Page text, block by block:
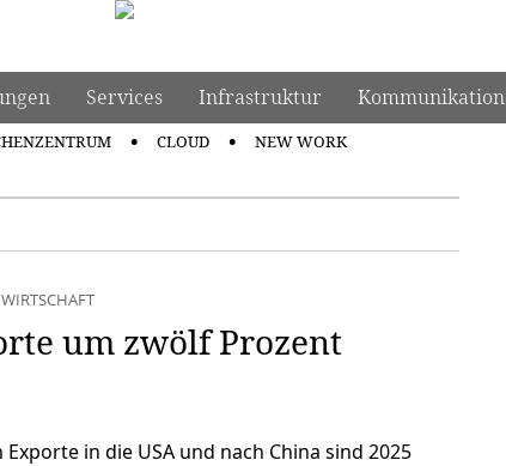
Services Infrastruktur Kommunikation
CLOUD NEW WORK
um zwölf Prozent
in die USA und nach China sind 2025